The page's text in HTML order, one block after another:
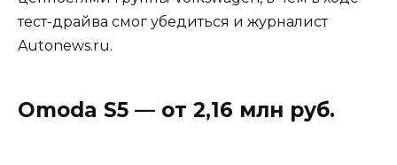
тест-драйва смог убедиться и журналист
Autonews.ru.
Omoda S5 — от 2,16 млн руб.